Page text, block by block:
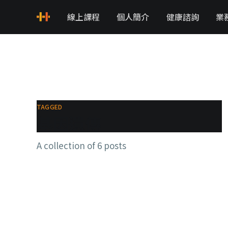
線上課程 個人簡介 健康諮詢 業
TAGGED
A collection of 6 posts